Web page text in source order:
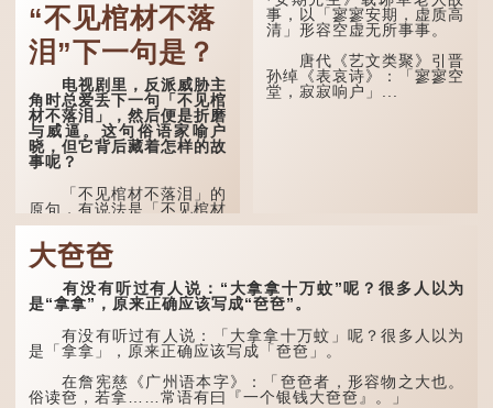
自己虽贵为读书人，但一直
未能考取功名，仍然贫困，
感到十分落泊。于是，道士
拿出一个青瓷枕头，让卢姓
书生睡一睡，便能满足他希
望得到荣华富贵的愿望。
这时，...
“不见棺材不落
泪”下一句是？
电视剧里，反派威胁主
角时总爱丢下一句「不见棺
材不落泪」，然后便是折磨
与威逼。这句俗语家喻户
晓，但它背后藏着怎样的故
事呢？
「不见棺材不落泪」的
原句，有说法是「不见棺材
不下泪」或「不见亲棺不下
泪」，出自明朝兰陵笑笑生
所著的《金瓶梅词话》第九
十八回。原意是指人未亲眼
见到亲人棺木，便不会真正
感到悲伤；后来引申为比喻
人执迷不悟，不到彻底失
败，便不肯罢休。
许多人对这上半句耳熟
能详，但它其实还有下半句
——「不到黄河心不死」...
事，以「寥寥安期，虚质高
清」形容空虚无所事事。
唐代《艺文类聚》引晋
孙绰《表哀诗》：「寥寥空
堂，寂寂响户」...
大夿夿
有没有听过有人说：“大拿拿十万蚊”呢？很多人以为
是“拿拿”，原来正确应该写成“夿夿”。
有没有听过有人说：「大拿拿十万蚊」呢？很多人以为
是「拿拿」，原来正确应该写成「夿夿」。
在詹宪慈《广州语本字》：「夿夿者，形容物之大也。
俗读夿，若拿……常语有曰『一个银钱大夿夿』。」